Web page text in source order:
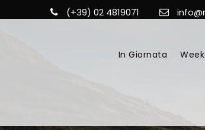
(+39) 02 4819071
In Giornata